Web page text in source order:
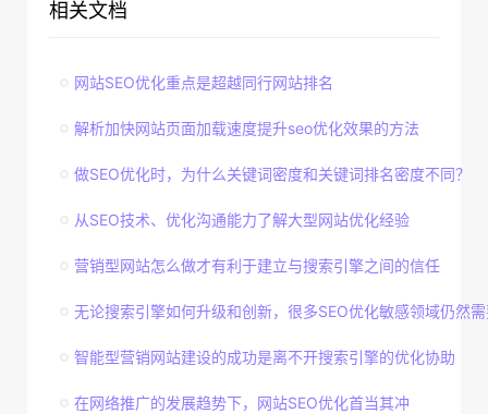
相关文档
网站SEO优化重点是超越同行网站排名
解析加快网站页面加载速度提升seo优化效果的方法
做SEO优化时，为什么关键词密度和关键词排名密度不同？
从SEO技术、优化沟通能力了解大型网站优化经验
营销型网站怎么做才有利于建立与搜索引擎之间的信任
无论搜索引擎如何升级和创新，很多SEO优化敏感领域仍然
智能型营销网站建设的成功是离不开搜索引擎的优化协助
在网络推广的发展趋势下，网站SEO优化首当其冲